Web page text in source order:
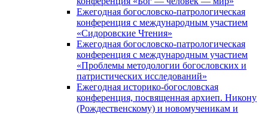
Ежегодная богословско-патрологическая
конференция с международным участием
«Сидоровские Чтения»
Ежегодная богословско-патрологическая
конференция с международным участием
«Проблемы методологии богословских и
патристических исследований»
Ежегодная историко-богословская
конференция, посвященная архиеп. Никону
(Рождественскому) и новомученикам и